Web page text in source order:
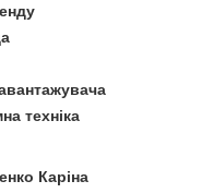
техніка
Каріна